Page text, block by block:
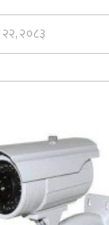
२२, २०८३